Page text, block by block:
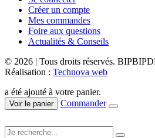
Créer un compte
Mes commandes
Foire aux questions
Actualités & Conseils
© 2026 | Tous droits réservés.
Réalisation : Technova web
a été ajouté à votre panier.
Voir le panier Commander